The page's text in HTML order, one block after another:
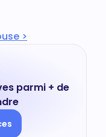
>
parmi + de